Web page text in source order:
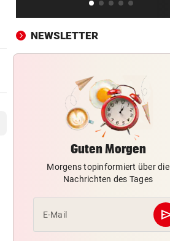
nicht zurück!“
PROJEKT IN OHLSDORF
19 Hektar Wald gerodet:
„KRONE“-KOMMENTAR
Liebe Regierung, das ist jetzt
genug heiße Luft!
BIS 500 EURO GELDBUSSE
Wasser wird knapp: Jetzt
Kunden Strafen
vor
Abhöraffäre! Ermittlungen
ORF-Stiftungsrat
NEWSLETTER
Guten Morgen
Morgens topinformiert über die
Nachrichten des Tages
E-Mail